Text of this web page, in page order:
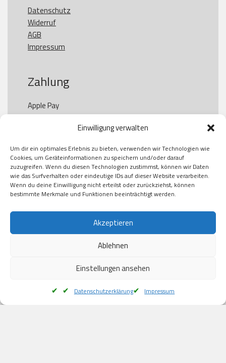
Einwilligung verwalten
Um dir ein optimales Erlebnis zu bieten, verwenden wir Technologien wie
Cookies, um Geräteinformationen zu speichern und/oder darauf
zuzugreifen. Wenn du diesen Technologien zustimmst, können wir Daten
wie das Surfverhalten oder eindeutige IDs auf dieser Website verarbeiten.
Wenn du deine Einwilligung nicht erteilst oder zurückziehst, können
bestimmte Merkmale und Funktionen beeinträchtigt werden.
Akzeptieren
Ablehnen
Einstellungen ansehen
Datenschutzerklärung Impressum
Datenschutz
Widerruf
AGB
Impressum
Zahlung
Apple Pay
Paypal
Kauf auf Rechung
Klarna
American Express